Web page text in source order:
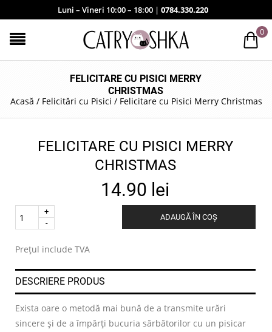
Luni – Vineri 10:00 – 18:00 | 0784.330.220
0
FELICITARE CU PISICI MERRY
CHRISTMAS
Acasă / Felicitări cu Pisici / Felicitare cu Pisici Merry Christmas
FELICITARE CU PISICI MERRY
CHRISTMAS
14.90 lei
Quantity
ADAUGĂ ÎN COȘ
Prețul include TVA
DESCRIERE PRODUS
Exista oare o metodă mai bună de a transmite urări
sincere și de a împărți bucuria sărbătorilor cu un pisicar